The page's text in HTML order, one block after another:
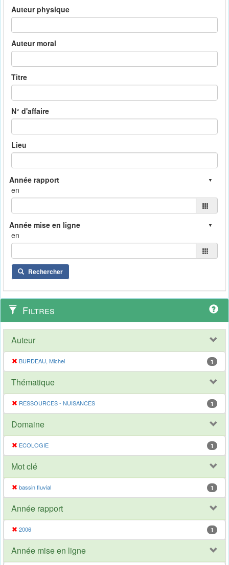
Auteur physique
Auteur moral
Titre
N° d'affaire
Lieu
en
en
Rechercher
Filtres
Auteur
BURDEAU, Michel 1
Thématique
RESSOURCES - NUISANCES 1
Domaine
ECOLOGIE 1
Mot clé
bassin fluvial 1
Année rapport
2006 1
Année mise en ligne